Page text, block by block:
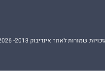
שמורות לאתר אינדיבוק 2013- 2026